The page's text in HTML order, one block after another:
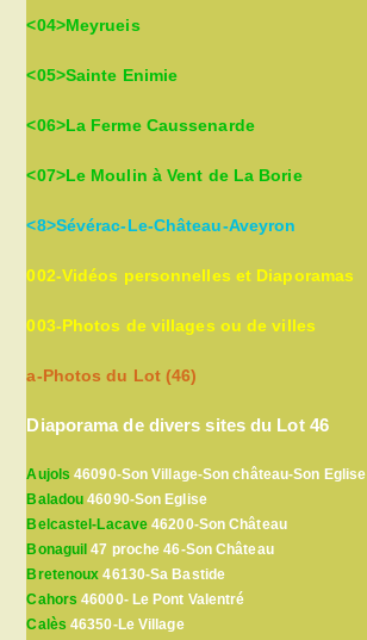
<04>Meyrueis
<05>Sainte Enimie
<06>La Ferme Caussenarde
<07>Le Moulin à Vent de La Borie
<8>Sévérac-Le-Château-Aveyron
002-Vidéos personnelles et Diaporamas
003-Photos de villages ou de villes
a-Photos du Lot (46)
Diaporama de divers sites du Lot 46
Aujols 46090-Son Village-Son château-Son Eglise
Baladou 46090-Son Eglise
Belcastel-Lacave 46200-Son Château
Bonaguil 47 proche 46-Son Château
Bretenoux 46130-Sa Bastide
Cahors 46000- Le Pont Valentré
Calès 46350-Le Village